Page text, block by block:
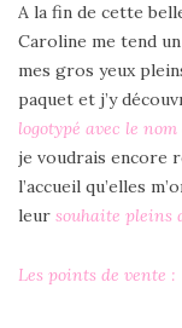
A la fin de cette
Caroline me tend
mes gros yeux
paquet et j’y
logotypé avec le nom
je voudrais encore
l’accueil qu’elles
leur souhaite pleins
Les points de vente :